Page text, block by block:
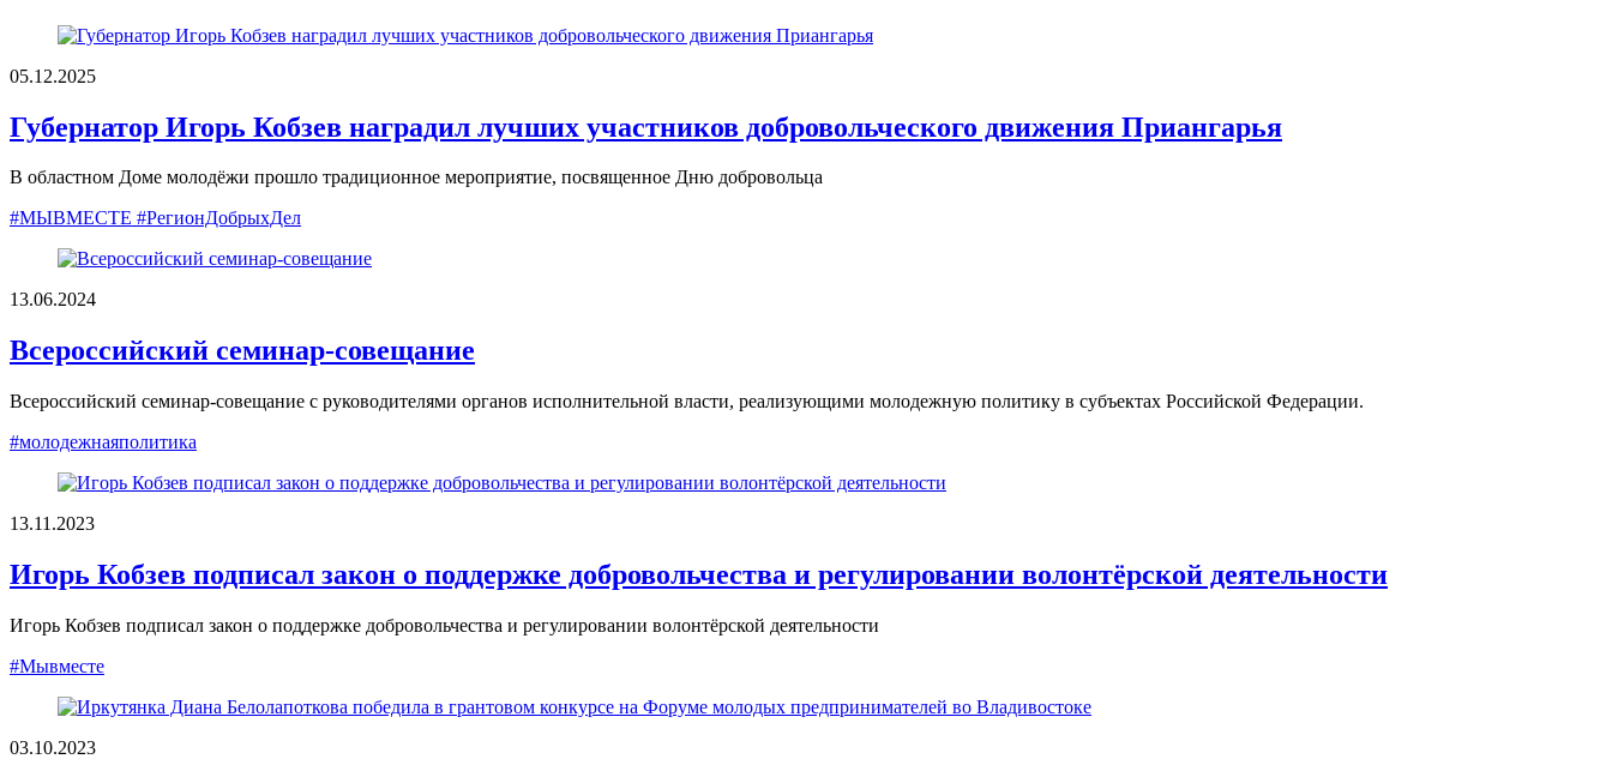
05.12.2025
Губернатор Игорь Кобзев наградил лучших участников добровольческого движения Приангарья
В областном Доме молодёжи прошло традиционное мероприятие, посвященное Дню добровольца
#МЫВМЕСТЕ #РегионДобрыхДел
13.06.2024
Всероссийский семинар-совещание
Всероссийский семинар-совещание с руководителями органов исполнительной власти, реализующими молодежную политику в субъектах Российской Федерации.
#молодежнаяполитика
13.11.2023
Игорь Кобзев подписал закон о поддержке добровольчества и регулировании волонтёрской деятельности
Игорь Кобзев подписал закон о поддержке добровольчества и регулировании волонтёрской деятельности
#Мывместе
03.10.2023